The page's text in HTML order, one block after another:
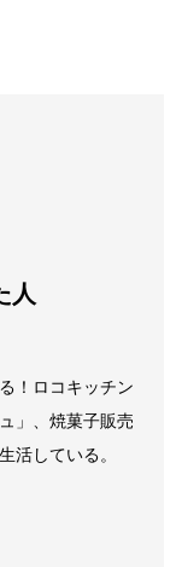
人
！ロコキッチン
」、焼菓子販売
活している。